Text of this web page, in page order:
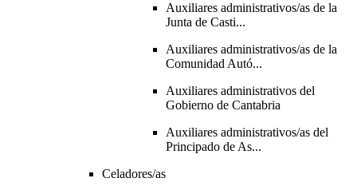
Auxiliares administrativos/as de la
Junta de Casti...
Auxiliares administrativos/as de la
Comunidad Autó...
Auxiliares administrativos del
Gobierno de Cantabria
Auxiliares administrativos/as del
Principado de As...
Celadores/as